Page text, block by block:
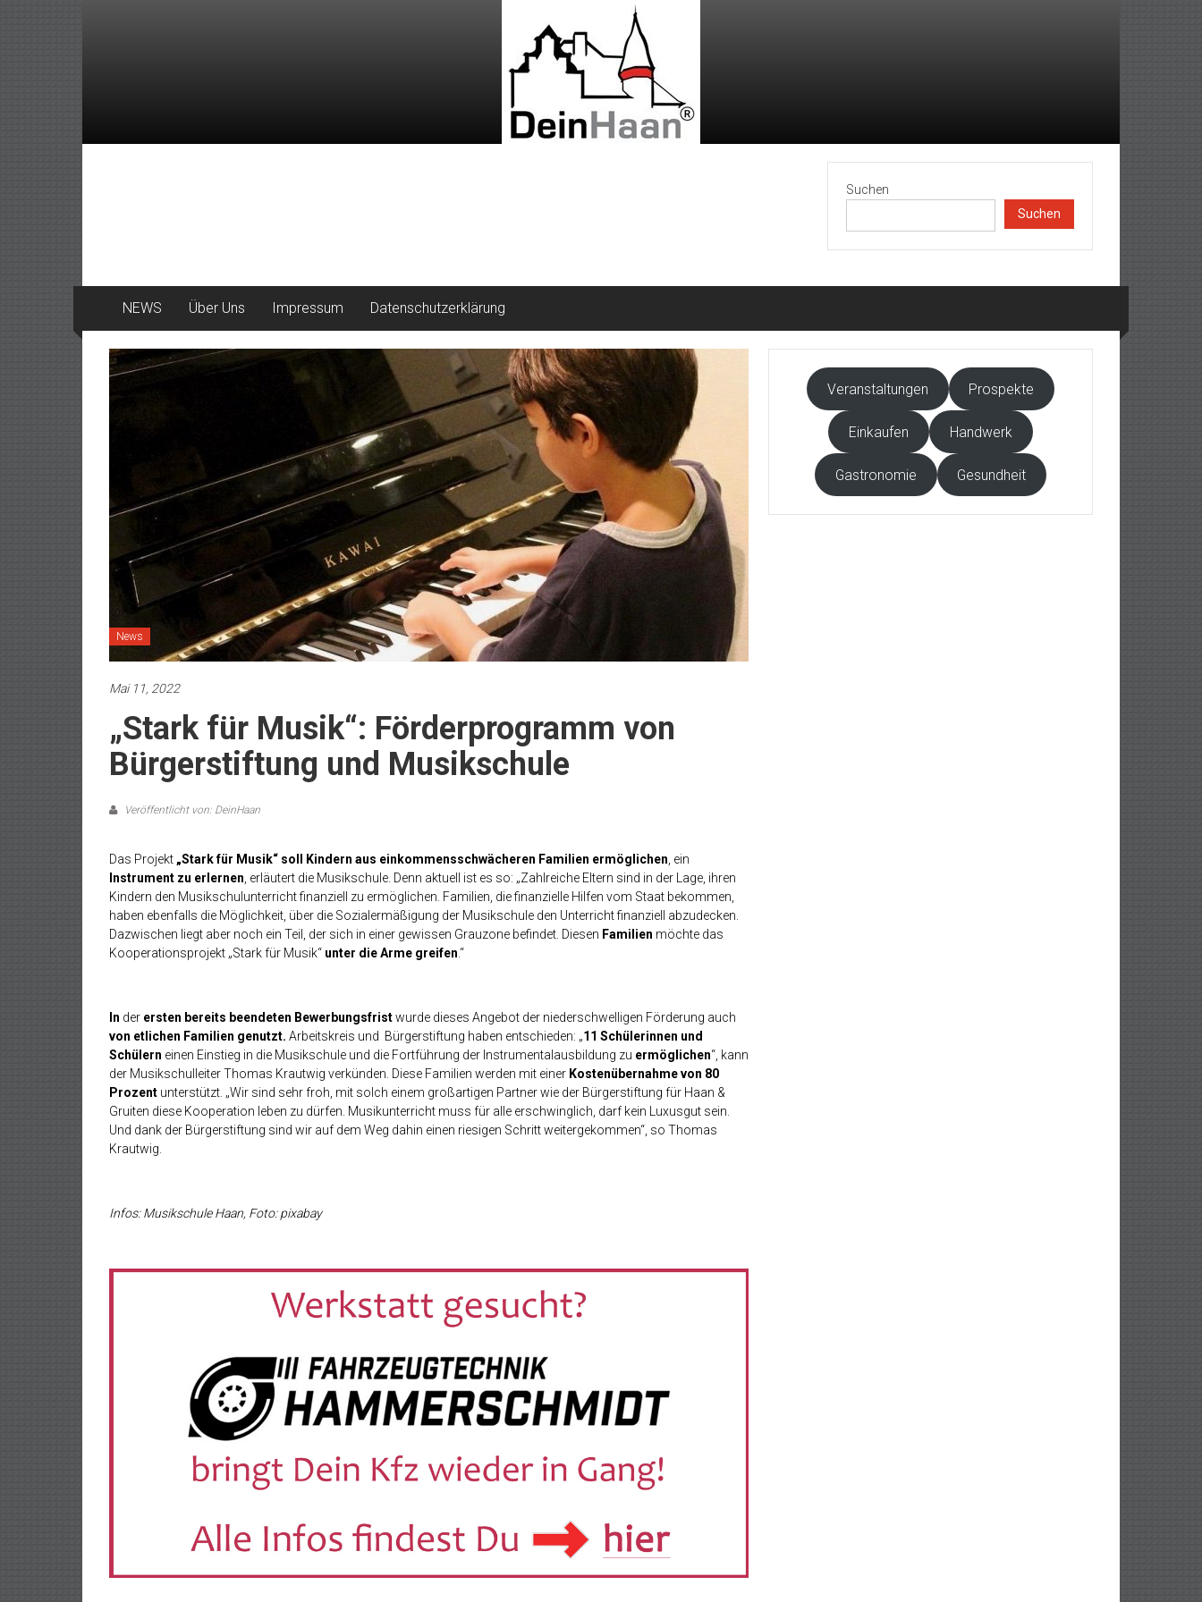
Suchen
Suchen
NEWS Über Uns Impressum Datenschutzerklärung
News
Mai 11, 2022
„Stark für Musik“: Förderprogramm von
Bürgerstiftung und Musikschule
Veröffentlicht von: DeinHaan
Das Projekt „Stark für Musik“ soll Kindern aus einkommensschwächeren Familien ermöglichen , ein
Instrument zu erlernen , erläutert die Musikschule. Denn aktuell ist es so: „Zahlreiche Eltern sind in der Lage, ihren
Kindern den Musikschulunterricht finanziell zu ermöglichen. Familien, die finanzielle Hilfen vom Staat bekommen,
haben ebenfalls die Möglichkeit, über die Sozialermäßigung der Musikschule den Unterricht finanziell abzudecken.
Dazwischen liegt aber noch ein Teil, der sich in einer gewissen Grauzone befindet. Diesen Familien möchte das
Kooperationsprojekt „Stark für Musik“ unter die Arme greifen .“
In der ersten bereits beendeten Bewerbungsfristwurde dieses Angebot der niederschwelligen Förderung auch
von etlichen Familien genutzt. Arbeitskreis und Bürgerstiftung haben entschieden: „11 Schülerinnen und
Schülern einen Einstieg in die Musikschule und die Fortführung der Instrumentalausbildung zu ermöglichen“, kann
der Musikschulleiter Thomas Krautwig verkünden. Diese Familien werden mit einer Kostenübernahme von 80
Prozent unterstützt. „Wir sind sehr froh, mit solch einem großartigen Partner wie der Bürgerstiftung für Haan &
Gruiten diese Kooperation leben zu dürfen. Musikunterricht muss für alle erschwinglich, darf kein Luxusgut sein.
Und dank der Bürgerstiftung sind wir auf dem Weg dahin einen riesigen Schritt weitergekommen“, so Thomas
Krautwig.
Infos: Musikschule Haan, Foto: pixabay
Veranstaltungen Prospekte
Einkaufen Handwerk
Gastronomie Gesundheit